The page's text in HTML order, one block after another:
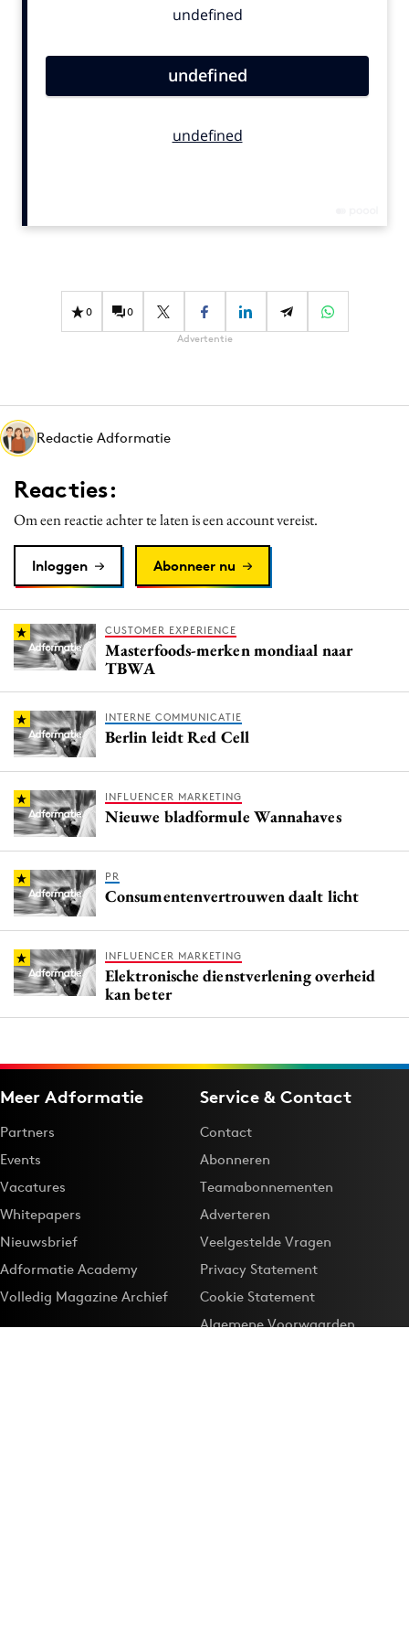
Contentmarketing
Effectiviteit
Gedragsverandering
Martech
Media
Merkstrategie
PR
Programmatic
Reputatie & crisis
0 0
Advertentie
Redactie Adformatie
Reacties:
Om een reactie achter te laten is een account vereist.
Inloggen Abonneer nu
CUSTOMER EXPERIENCE
Masterfoods-merken mondiaal naar
TBWA
INTERNE COMMUNICATIE
Berlin leidt Red Cell
INFLUENCER MARKETING
Nieuwe bladformule Wannahaves
PR
Consumentenvertrouwen daalt licht
INFLUENCER MARKETING
Elektronische dienstverlening overheid
kan beter
Meer Adformatie
Partners
Events
Vacatures
Whitepapers
Nieuwsbrief
Adformatie Academy
Volledig Magazine Archief
Service & Contact
Contact
Abonneren
Teamabonnementen
Adverteren
Veelgestelde Vragen
Privacy Statement
Cookie Statement
Algemene Voorwaarden